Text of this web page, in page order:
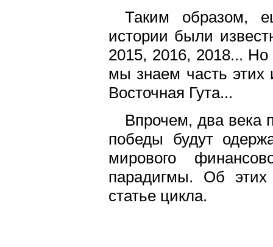
Таким образом,
истории были
2015, 2016, 2018...
мы знаем часть
Восточная Гута...
Впрочем, два века
победы будут
мирового
парадигмы. Об
статье цикла.